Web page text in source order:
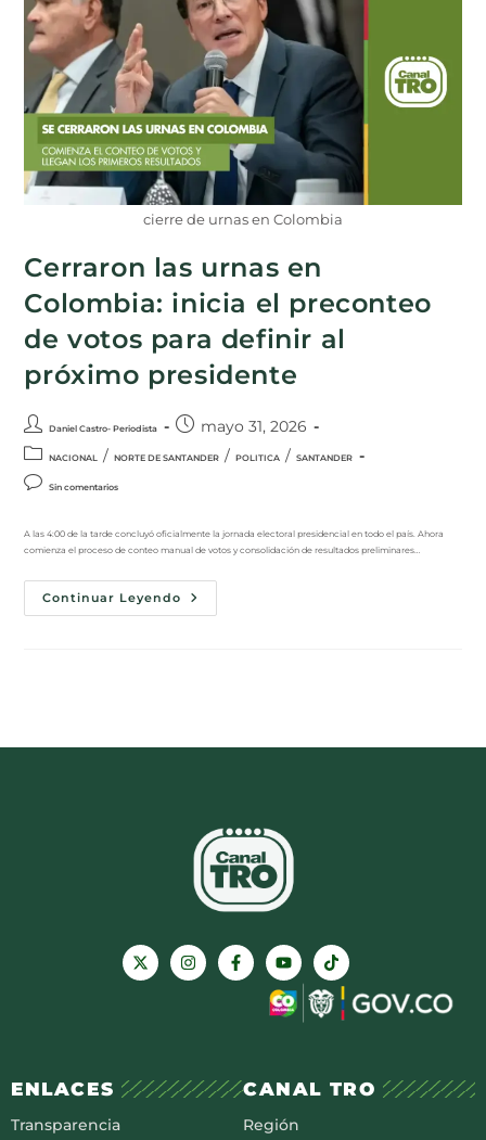
cierre de urnas en Colombia
Cerraron las urnas en
Colombia: inicia el preconteo
de votos para definir al
próximo presidente
Daniel Castro- Periodista mayo 31, 2026
NACIONAL / NORTE DE SANTANDER / POLITICA / SANTANDER
Sin comentarios
A las 4:00 de la tarde concluyó oficialmente la jornada electoral presidencial en todo el país. Ahora
comienza el proceso de conteo manual de votos y consolidación de resultados preliminares…
Continuar Leyendo
ENLACES
Transparencia
CANAL TRO
Región